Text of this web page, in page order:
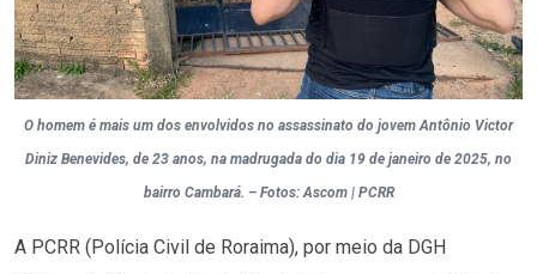
O homem é mais um dos envolvidos no assassinato do jovem Antônio Victor
Diniz Benevides, de 23 anos, na madrugada do dia 19 de janeiro de 2025, no
bairro Cambará. – Fotos: Ascom | PCRR
A PCRR (Polícia Civil de Roraima), por meio da DGH